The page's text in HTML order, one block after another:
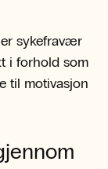
sykefravær
i forhold som
til motivasjon